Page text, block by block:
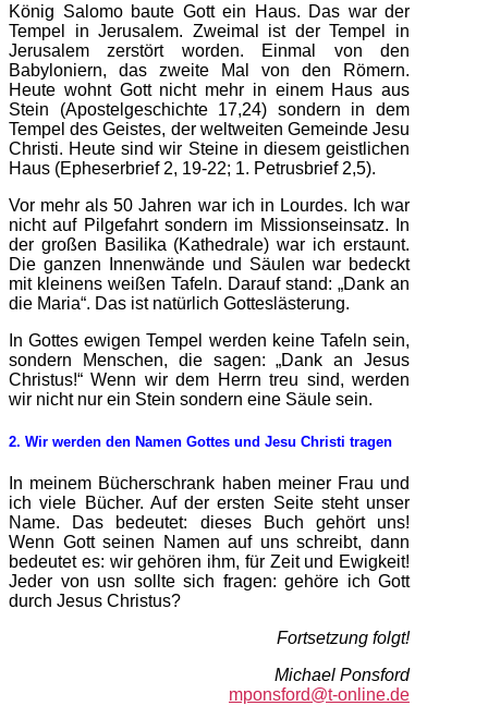
König Salomo baute Gott ein Haus. Das war der
Tempel in Jerusalem. Zweimal ist der Tempel in
Jerusalem zerstört worden. Einmal von den
Babyloniern, das zweite Mal von den Römern.
Heute wohnt Gott nicht mehr in einem Haus aus
Stein (Apostelgeschichte 17,24) sondern in dem
Tempel des Geistes, der weltweiten Gemeinde Jesu
Christi. Heute sind wir Steine in diesem geistlichen
Haus (Epheserbrief 2, 19-22; 1. Petrusbrief 2,5).
Vor mehr als 50 Jahren war ich in Lourdes. Ich war
nicht auf Pilgefahrt sondern im Missionseinsatz. In
der großen Basilika (Kathedrale) war ich erstaunt.
Die ganzen Innenwände und Säulen war bedeckt
mit kleinens weißen Tafeln. Darauf stand: „Dank an
die Maria“. Das ist natürlich Gotteslästerung.
In Gottes ewigen Tempel werden keine Tafeln sein,
sondern Menschen, die sagen: „Dank an Jesus
Christus!“ Wenn wir dem Herrn treu sind, werden
wir nicht nur ein Stein sondern eine Säule sein.
2. Wir werden den Namen Gottes und Jesu Christi tragen
In meinem Bücherschrank haben meiner Frau und
ich viele Bücher. Auf der ersten Seite steht unser
Name. Das bedeutet: dieses Buch gehört uns!
Wenn Gott seinen Namen auf uns schreibt, dann
bedeutet es: wir gehören ihm, für Zeit und Ewigkeit!
Jeder von usn sollte sich fragen: gehöre ich Gott
durch Jesus Christus?
Fortsetzung folgt!
Michael Ponsford
mponsford@t-online.de